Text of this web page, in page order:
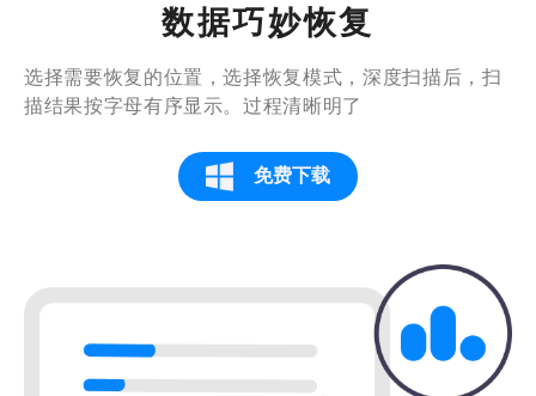
数据巧妙恢复
选择需要恢复的位置，选择恢复模式，深度扫描后，扫
描结果按字母有序显示。过程清晰明了
免费下载
物有所值，很专业
专业平台，恢复成功，不错的体验！以后可
要好好保护电脑的数据，千万不要马虎了~